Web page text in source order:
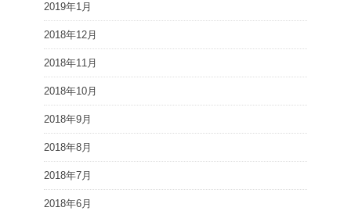
2019年1月
2018年12月
2018年11月
2018年10月
2018年9月
2018年8月
2018年7月
2018年6月